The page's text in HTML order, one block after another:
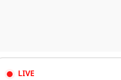
LIVE